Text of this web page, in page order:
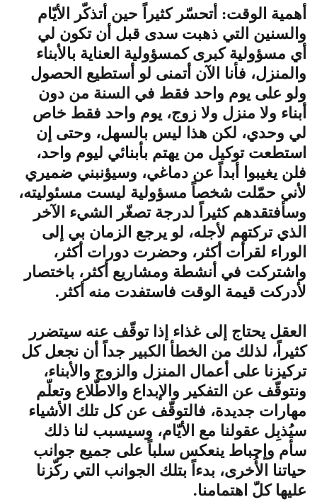
أهمية الوقت: أتحسّر كثيراً حين أتذكّر الأيّام
والسنين التي ذهبت سدى قبل أن تكون لي
أي مسؤولية كبرى كمسؤولية العناية بالأبناء
والمنزل، فأنا الآن أتمنى لو أستطيع الحصول
ولو على يوم واحد فقط في السنة من دون
أبناء ولا منزل ولا زوج، يوم واحد فقط خاص
لي وحدي، لكن هذا ليس بالسهل، وحتى إن
استطعت توكيل من يهتم بأبنائي ليوم واحد،
فلن يغيبوا أبداً عن دماغي، وسيؤنبني ضميري
لأني حمّلت شخصاً مسؤولية ليست مسئوليته،
وسأفتقدهم كثيراً لدرجة تصغّر الشيء الآخر
الذي تركتهم لأجله، لو يرجع الزمان بي إلى
الوراء لقرأت أكثر، وحضرت دورات أكثر،
واشتركت في أنشطة ومشاريع أكثر، باختصار
لأدركت قيمة الوقت فاستفدت منه أكثر.
العقل يحتاج إلى غذاء إذا توقّف عنه سيتضرر
كثيراً، لذلك من الخطأ الكبير جداً أن نجعل كل
تركيزنا على أعمال المنزل والزوج والأبناء،
ونتوقّف عن التفكير والإبداع والاطّلاع وتعلّم
مهارات جديدة، فالتوقّف عن كل تلك الأشياء
سيُذبِل عقولنا مع الأيّام، وسيسبب لنا ذلك
سأم وإحباط ينعكس سلباً على جميع جوانب
حياتنا الأُخرى، بدءاً بتلك الجوانب التي ركّزنا
عليها كلّ اهتمامنا.